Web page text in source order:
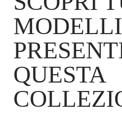
MODELLI
QUESTA